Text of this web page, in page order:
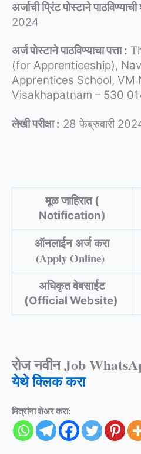
अर्जाची प्रिंट पोस्टाने
2024
अर्ज पोस्टाने पाठविण्याचा पत्ता :
(for Apprenticeship),
Apprentices School, VM
Visakhapatnam – 530
लेखी परीक्षा : 28 फेब्रुवारी
मूळ जाहिरात (
Notification)
ऑनलाईन अर्ज करा
(Apply Online)
अधिकृत वेबसाईट
(Official Website)
रोज नवीन Job
येथे क्लिक करा
मित्रांना शेअर करा: